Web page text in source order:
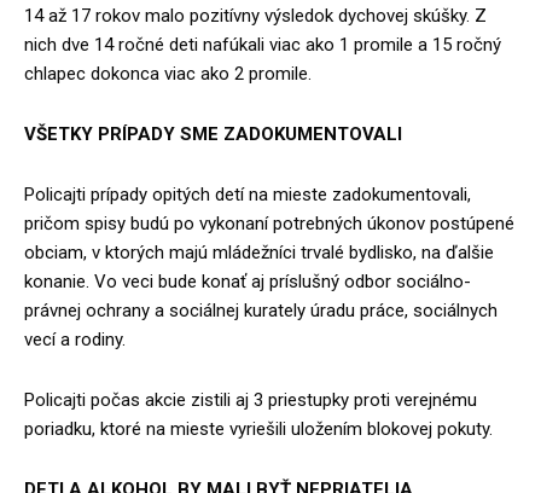
14 až 17 rokov malo pozitívny výsledok dychovej skúšky. Z
nich dve 14 ročné deti nafúkali viac ako 1 promile a 15 ročný
chlapec dokonca viac ako 2 promile.
VŠETKY PRÍPADY SME ZADOKUMENTOVALI
Policajti prípady opitých detí na mieste zadokumentovali,
pričom spisy budú po vykonaní potrebných úkonov postúpené
obciam, v ktorých majú mládežníci trvalé bydlisko, na ďalšie
konanie. Vo veci bude konať aj príslušný odbor sociálno-
právnej ochrany a sociálnej kurately úradu práce, sociálnych
vecí a rodiny.
Policajti počas akcie zistili aj 3 priestupky proti verejnému
poriadku, ktoré na mieste vyriešili uložením blokovej pokuty.